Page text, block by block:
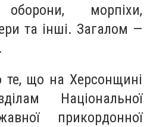
оборони, морпіхи,
та інші. Загалом —
що на Херсонщині
Національної
прикордонної